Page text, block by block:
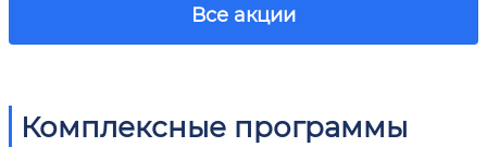
Все акции
Комплексные программы